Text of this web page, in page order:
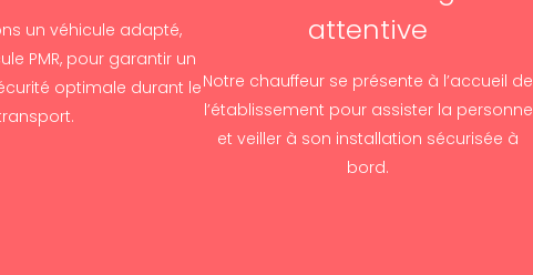
un véhicule adapté,
PMR, pour garantir un
optimale durant le
attentive
Notre chauffeur se présente à l’accueil de
l’établissement pour assister la personne
et veiller à son installation sécurisée à
bord.